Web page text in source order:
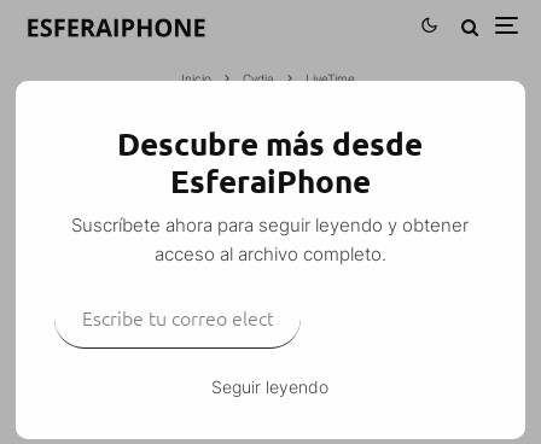
Inicio Cydia LiveTime
LIVETIME
M. Alejandro W. García Fuentes (Esfera)
Cydia
iPhone iPhone 3G iPod Touch Personalización ·
20 enero, 2009 · 1 Minuto de lectura
es una modificación que «anima» el
Descubre más desde
EsferaiPhone
Suscríbete ahora para seguir leyendo y obtener
acceso al archivo completo.
Seguir leyendo